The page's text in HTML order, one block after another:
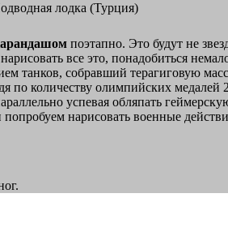
лодка (Турция)
поэтапно. Это будут не
все это, понадобиться
танков, собравший терагиговую
количеству олимпийских медалей
успевая обляпать
нарисовать военные